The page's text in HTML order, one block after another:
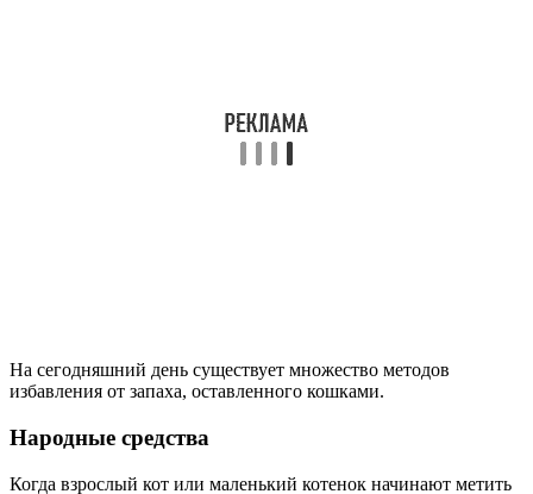
На сегодняшний день существует множество методов
избавления от запаха, оставленного кошками.
Народные средства
Когда взрослый кот или маленький котенок начинают метить